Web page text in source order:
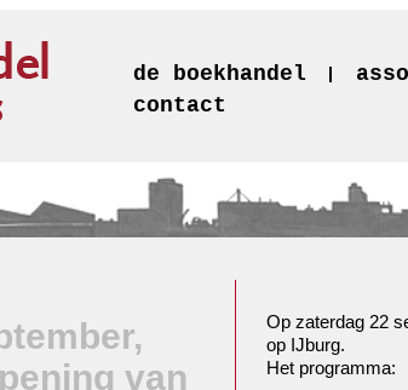
de boekhandel
contact
van
Op zaterdag 22
op IJburg.
Het programma: